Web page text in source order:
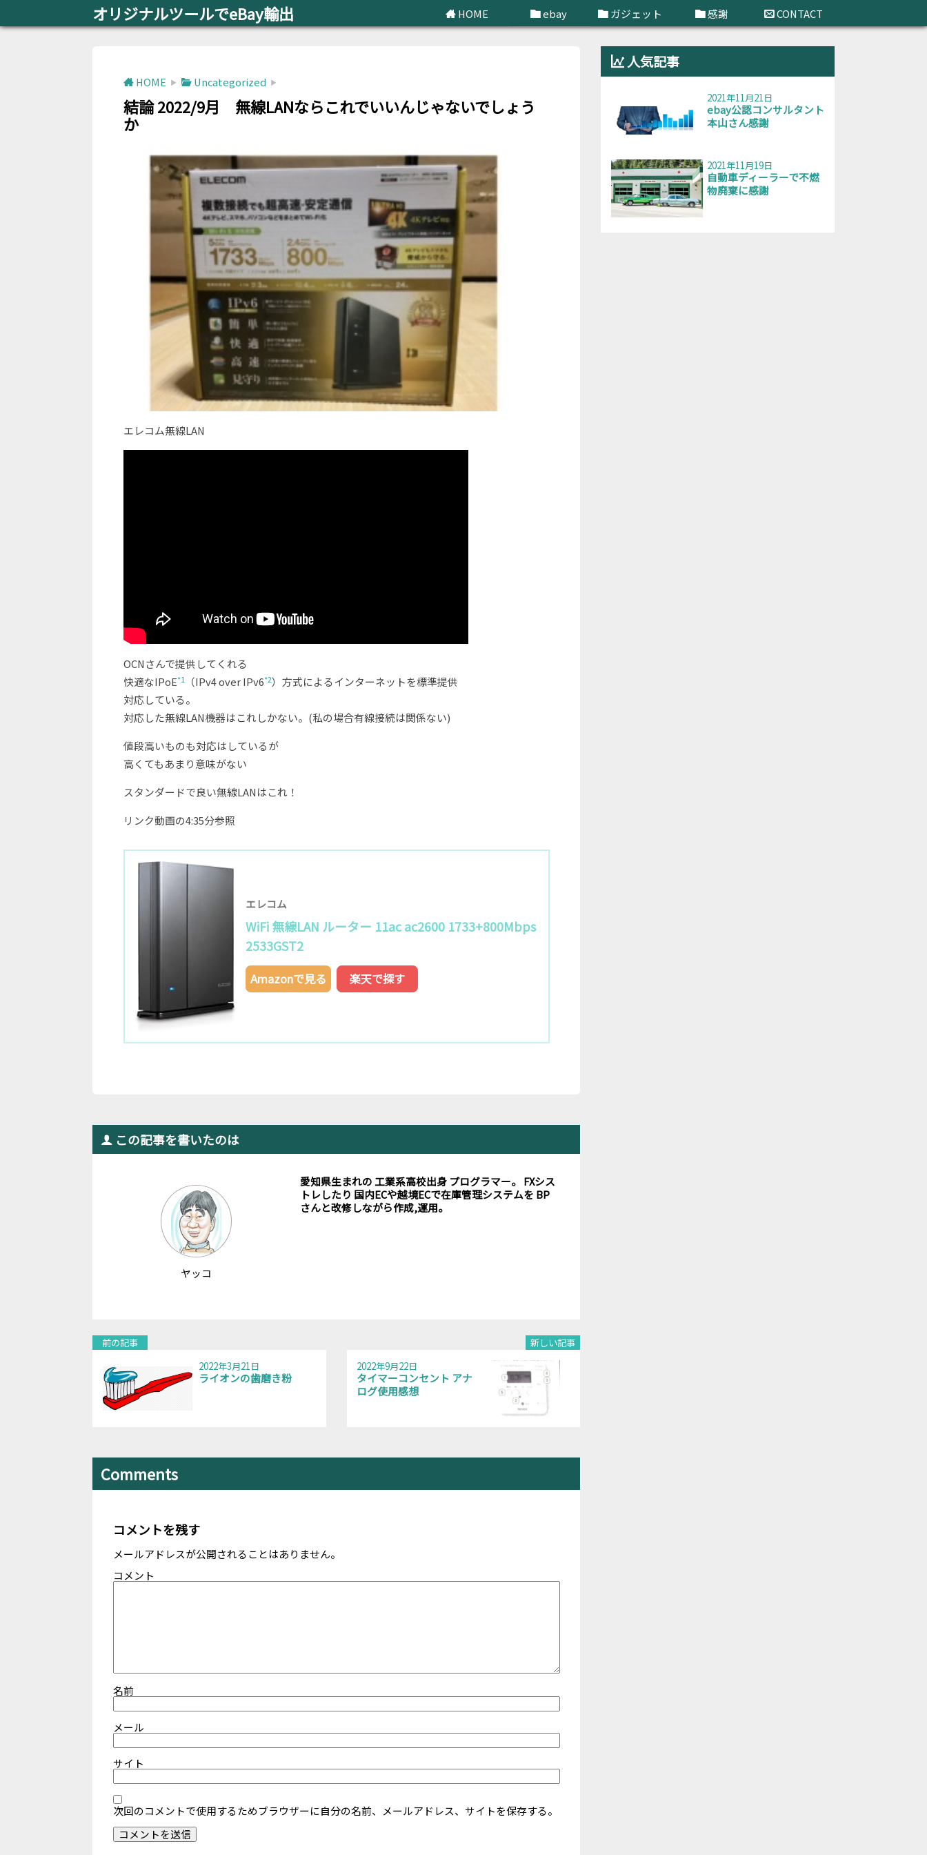
オリジナルツールでeBay輸出 HOME
ebay
ガジェット 感謝 CONTACT
HOME Uncategorized
結論 2022/9月 無線LANならこれでいいんじゃないでしょう
か
エレコム無線LAN
OCNさんで提供してくれる
快適なIPoE*1（IPv4 over IPv6*2）方式によるインターネットを標準提供
対応している。
対応した無線LAN機器はこれしかない。(私の場合有線接続は関係ない)
値段高いものも対応はしているが
高くてもあまり意味がない
スタンダードで良い無線LANはこれ！
リンク動画の4:35分参照
エレコム
WiFi 無線LAN ルーター 11ac ac2600 1733+800Mbps
2533GST2
Amazonで見る 楽天で探す
この記事を書いたのは
ヤッコ
愛知県生まれの 工業系高校出身 プログラマー。 FXシス
トレしたり 国内ECや越境ECで在庫管理システムを BP
さんと改修しながら作成,運用。
前の記事
2022年3月21日
ライオンの歯磨き粉
新しい記事
2022年9月22日
タイマーコンセント アナ
ログ使用感想
Comments
コメントを残す
メールアドレスが公開されることはありません。
コメント
名前
メール
サイト
次回のコメントで使用するためブラウザーに自分の名前、メールアドレス、サイトを保存する。
人気記事
2021年11月21日
ebay公認コンサルタント
本山さん感謝
2021年11月19日
自動車ディーラーで不燃
物廃棄に感謝